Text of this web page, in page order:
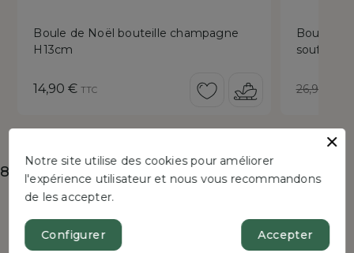
Boule de Noël bouteille champagne
H13cm
Prix
14,90 € TTC
Boule de
soufflé
Prix
26,90 €
8 autres produits dans la même catégorie :
Notre site utilise des cookies pour améliorer
l'expérience utilisateur et nous vous recommandons
de les accepter.
Configurer Accepter